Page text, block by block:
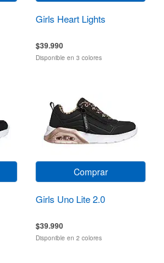
Girls Heart Lights
$39.990
Disponible en 3 colores
Comprar
Girls Uno Lite 2.0
$39.990
Disponible en 2 colores